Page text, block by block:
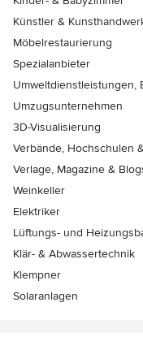
Künstler &
Möbelrestaurierung
Spezialanbieter
Umweltdienstleistungen,
Umzugsunternehmen
3D-Visualisierung
Verbände, Hochschulen
Verlage, Magazine &
Weinkeller
Elektriker
Lüftungs- und
Klär- & Abwassertechnik
Klempner
Solaranlagen